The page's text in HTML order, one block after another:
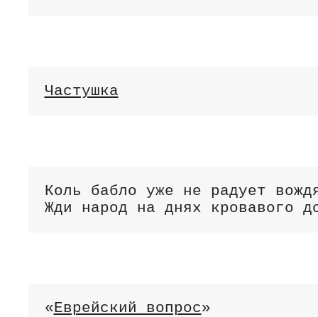
Частушка
Коль бабло уже не радует
Жди народ на днях кровавого
«Еврейский вопрос»